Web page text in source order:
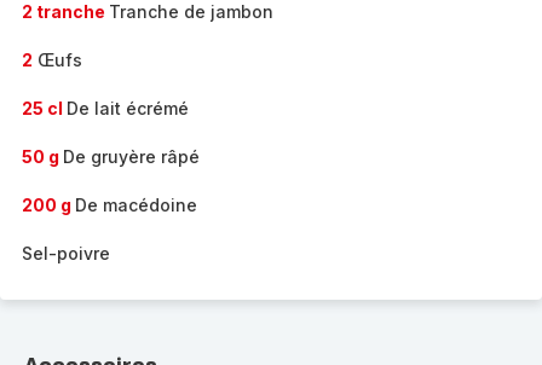
2 tranche Tranche de jambon
2 Œufs
25 cl De lait écrémé
50 g De gruyère râpé
200 g De macédoine
Sel-poivre